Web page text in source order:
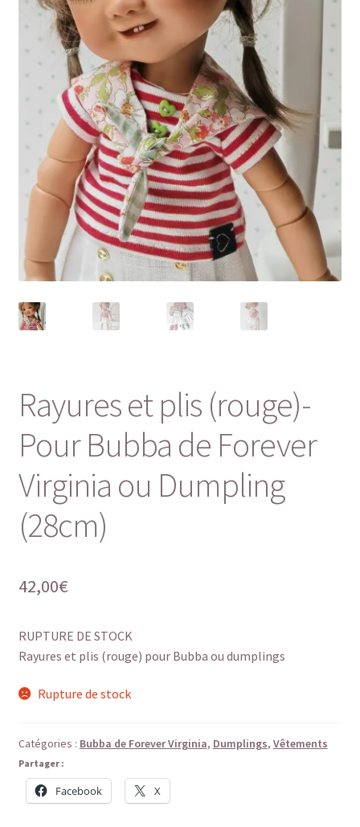
Panier
Politique de confidentialité
Politique de cookies (UE)
Validation de la commande
Rayures et plis (rouge)-
Pour Bubba de Forever
Virginia ou Dumpling
(28cm)
42,00€
RUPTURE DE STOCK
Rayures et plis (rouge) pour Bubba ou dumplings
Rupture de stock
Catégories : Bubba de Forever Virginia, Dumplings, Vêtements
Partager :
Facebook X